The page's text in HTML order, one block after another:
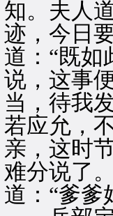
知。夫人
迹，今日
道：“既如
说，这事
当，待我
若应允，
亲，这时
难分说了
道：“爹爹